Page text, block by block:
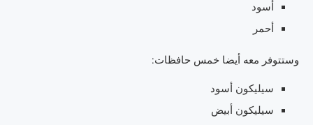
أسود
أحمر
وستتوفر معه أيضا خمس حافظات:
سيليكون أسود
سيليكون أبيض